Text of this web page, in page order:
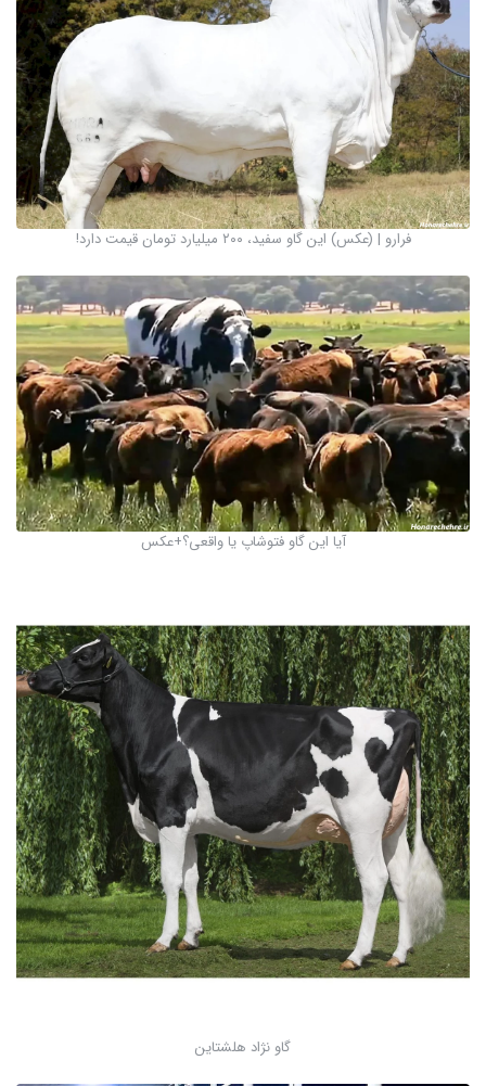
فرارو | (عکس) این گاو سفید، ۲۰۰ میلیارد تومان قیمت دارد!
آیا این گاو فتوشاپ یا واقعی؟+عکس
گاو نژاد هلشتاین